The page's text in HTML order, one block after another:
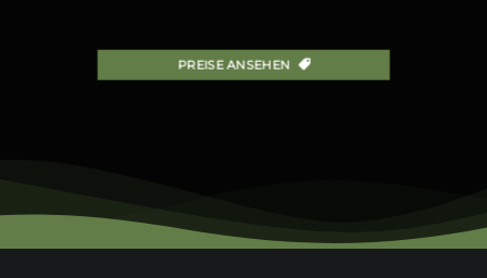
PREISE ANSEHEN